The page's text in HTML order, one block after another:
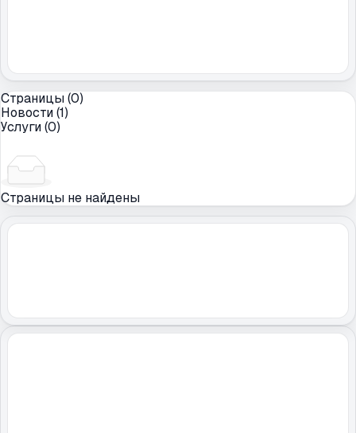
Страницы (0)
Новости (1)
Услуги (0)
Страницы не найдены